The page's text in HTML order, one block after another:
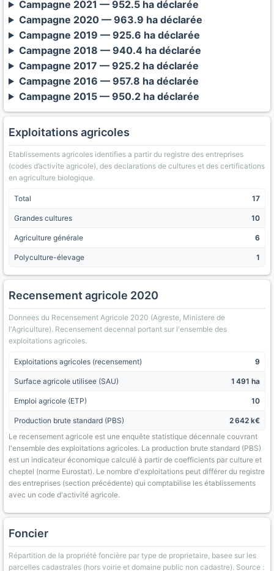
Campagne 2021 — 952.5 ha déclarée
Campagne 2020 — 963.9 ha déclarée
Campagne 2019 — 925.6 ha déclarée
Campagne 2018 — 940.4 ha déclarée
Campagne 2017 — 925.2 ha déclarée
Campagne 2016 — 957.8 ha déclarée
Campagne 2015 — 950.2 ha déclarée
Exploitations agricoles
Etablissements agricoles identifies a partir du registre des entreprises
(codes d’activite agricole), des declarations de cultures et des certifications
en agriculture biologique.
Total 17
Grandes cultures 10
Agriculture générale 6
Polyculture-élevage 1
Recensement agricole 2020
Donnees du Recensement Agricole 2020 (Agreste, Ministere de
l'Agriculture). Recensement decennal portant sur l'ensemble des
exploitations agricoles.
Exploitations agricoles (recensement) 9
Surface agricole utilisee (SAU) 1 491 ha
Emploi agricole (ETP) 10
Production brute standard (PBS)
2 642 k€
Le recensement agricole est une enquête statistique décennale couvrant
l'ensemble des exploitations agricoles. La production brute standard (PBS)
est un indicateur économique calculé à partir de coefficients par culture et
cheptel (norme Eurostat). Le nombre d'exploitations peut différer du registre
des entreprises (section précédente) qui comptabilise les établissements
avec un code d'activité agricole.
Foncier
Répartition de la propriété foncière par type de proprietaire, basee sur les
parcelles cadastrales (hors voirie et domaine public non cadastre). Source :